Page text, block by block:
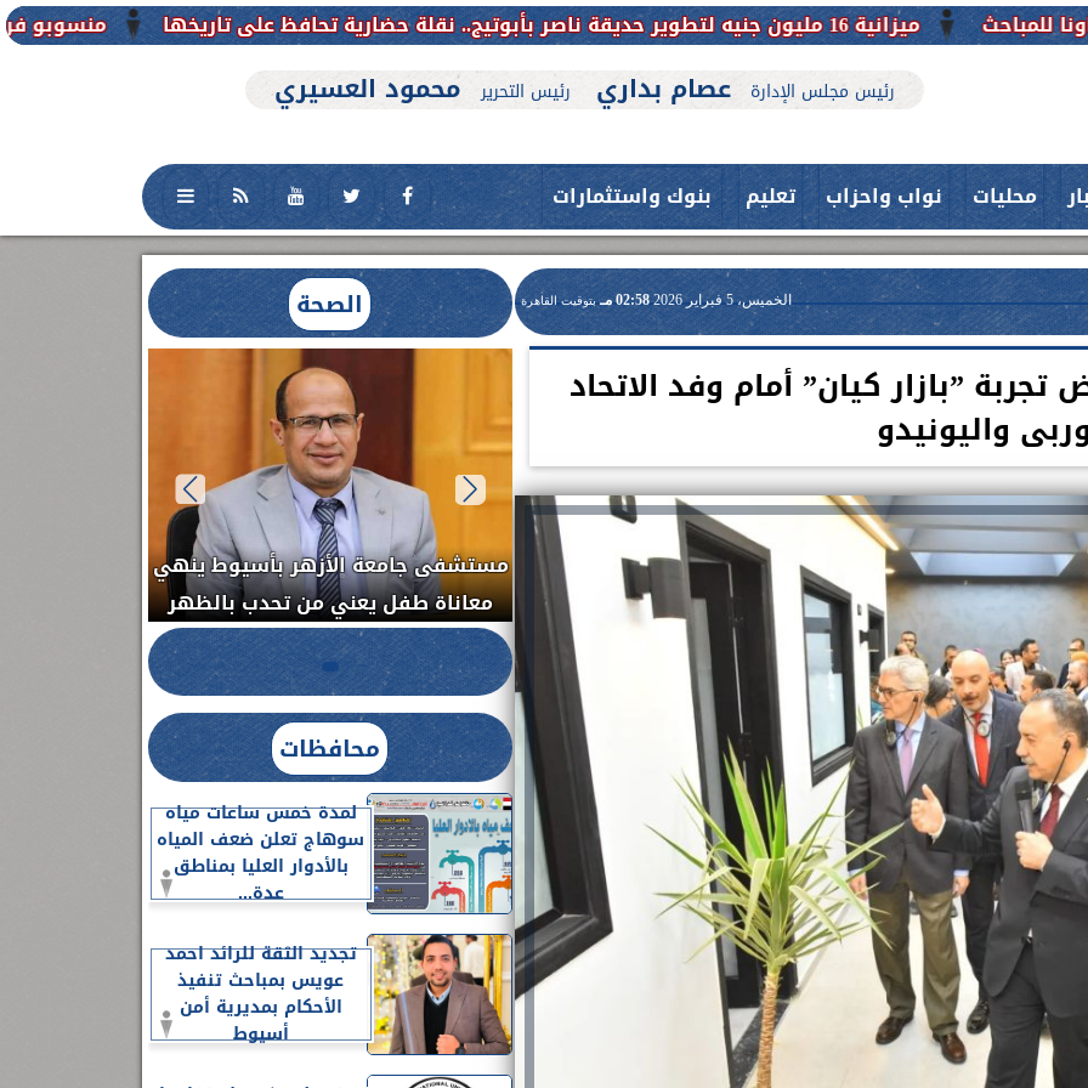
منسوبو فرع جامعة الأزهر للوجه
رئيس مجلس الإدارة عصام بداري رئيس التحرير محمود العسيري
محليات نواب واحزاب تعليم بنوك واستثمارات
الخميس، 5 فبراير 2026 02:58 مـ بتوقيت القاهرة
”بازار كيان” أمام وفد الاتحاد
واليونيدو
الصحة
العلاج الحر بمنفلوط بالتعاون مع هيئة
الدواء المصرية يشن حملة رقابية مكبرة
لضبط المنشآت الطبية المخالفة.....
حدث بمستشفيات جامعة اسيوط....
فريق طبي بقسم الأنف والأذن
والحنجرة ينجح في استئصال ورم خبيث
اعلن الدكتور طارق على ، القائم بأعمال
رئيس جامعة بني سويف نجاحاً طبياً
جديد بمستشفيات الجامعة...
محافظات
لمدة خمس ساعات مياه
سوهاج تعلن ضعف المياه
بالأدوار العليا بمناطق
عدة...
تجديد الثقة للرائد احمد
عويس بمباحث تنفيذ
الأحكام بمديرية أمن
أسيوط